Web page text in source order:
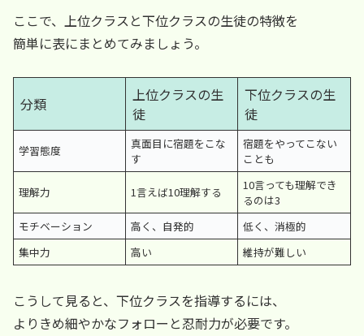
ここで、上位クラスと下位クラスの生徒の特徴を
簡単に表にまとめてみましょう。
分類
上位クラスの生
徒
下位クラスの生
徒
学習態度
真面目に宿題をこな
す
宿題をやってこない
ことも
理解力 1言えば10理解する
10言っても理解でき
るのは3
モチベーション
高く、自発的
低く、消極的
集中力
高い 維持が難しい
こうして見ると、下位クラスを指導するには、
よりきめ細やかなフォローと忍耐力が必要です。